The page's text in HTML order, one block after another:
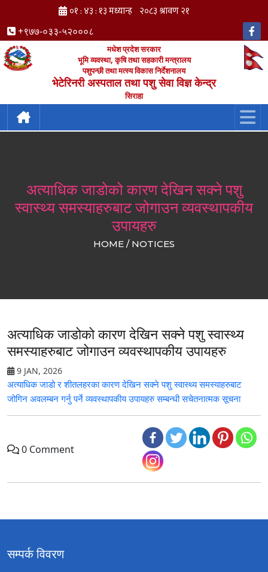
+९७७-०३३-५२०००८
मधेश प्रदेश सरकार
भूमि व्यवस्था, कृषि तथा सहकारी मन्त्रालय
पशुपन्छी तथा मत्स्य विकास निर्देशनालय
भेटेरिनरी अस्पताल तथा पशु सेवा विज्ञ केन्द्र
सिराहा
अत्याधिक जाडोको कारण देखिन सक्ने पशु
स्वास्थ्य समस्याहरुबाट जोगाउन व्यवस्थापकीय
उपायहरु
HOME / NOTICES
अत्याधिक जाडोको कारण देखिन सक्ने पशु स्वास्थ्य
समस्याहरुबाट जोगाउन व्यवस्थापकीय उपायहरु
9 JAN, 2026
अत्याधिक जाडो र शीतलहरका कारण देखिन सक्ने पशु स्वास्थ्य समस्याहरुबाट
जोगिन अवलम्बन गर्नु पर्ने व्यवस्थापकीय उपायहरु सम्बन्धी सचेतनात्मक सूचना
0 Comment
सम्पर्क विवरण